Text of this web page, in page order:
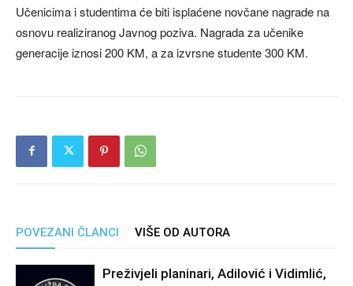
Učenicima i studentima će biti isplaćene novčane nagrade na
osnovu realiziranog Javnog poziva. Nagrada za učenike
generacije iznosi 200 KM, a za izvrsne studente 300 KM.
POVEZANI ČLANCI VIŠE OD AUTORA
Preživjeli planinari, Adilović i Vidimlić,